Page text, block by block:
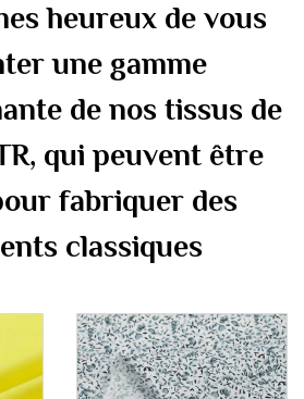
heureux de vous
une gamme
de nos tissus de
qui peuvent être
fabriquer des
classiques